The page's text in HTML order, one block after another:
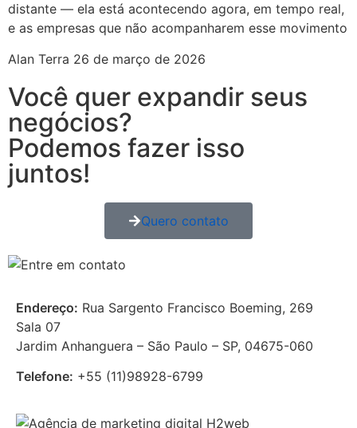
distante — ela está acontecendo agora, em tempo real,
e as empresas que não acompanharem esse movimento
Alan Terra 26 de março de 2026
Você quer expandir seus
negócios?
Podemos fazer isso
juntos!
Quero contato
Endereço: Rua Sargento Francisco Boeming, 269
Sala 07
Jardim Anhanguera – São Paulo – SP, 04675-060
Telefone: +55 (11)98928-6799